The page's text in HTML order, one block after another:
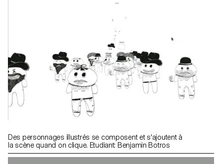
Des personnages illustrés se composent et s'ajoutent à
la scène quand on clique. Etudiant: Benjamin Botros